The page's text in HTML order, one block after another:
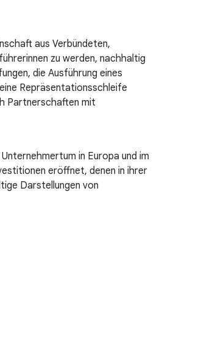
aus Verbündeten,
zu werden, nachhaltig
die Ausführung eines
Repräsentationsschleife
Partnerschaften mit
in Europa und im
eröffnet, denen in ihrer
Darstellungen von